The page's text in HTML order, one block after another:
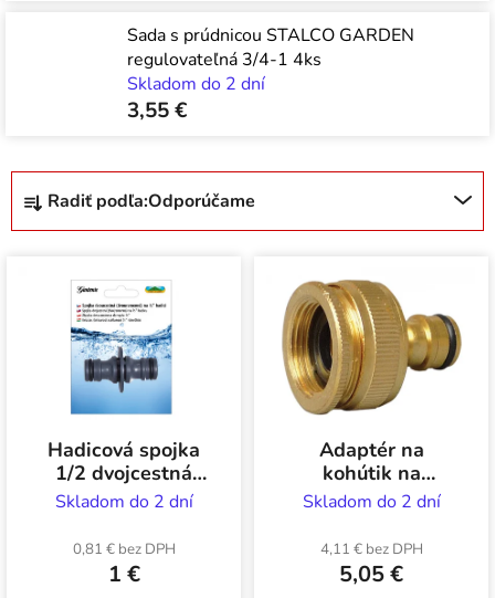
Sada s prúdnicou STALCO GARDEN
regulovateľná 3/4-1 4ks
Skladom do 2 dní
3,55 €
R
d
Radiť podľa:Odporúčame
Hadicová spojka
1/2 dvojcestná
dvojramenná
Skladom do 2 dní
0,81 € bez DPH
1 €
Adaptér na
kohútik na
záhradnú hadicu
Skladom do 2 dní
4,11 € bez DPH
5,05 €